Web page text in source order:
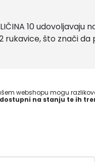
10
rukavice, što znači
webshopu mogu
na stanju te ih